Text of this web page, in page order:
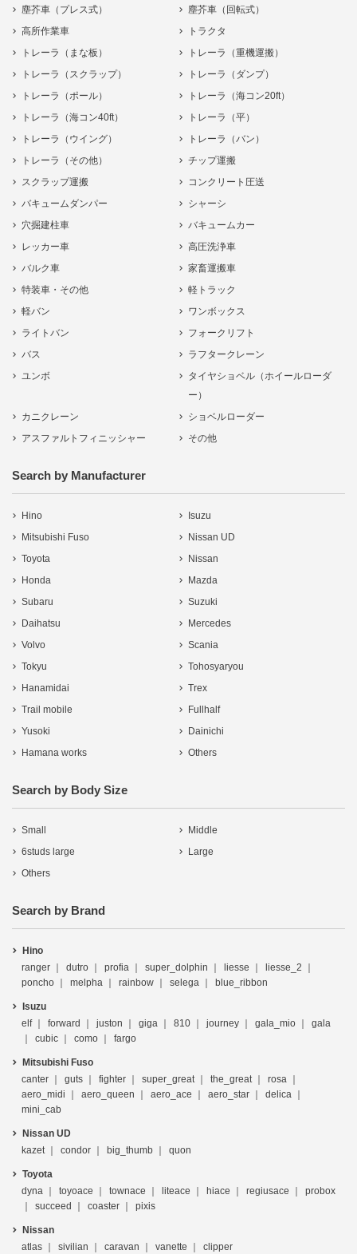
塵芥車（プレス式）
塵芥車（回転式）
高所作業車
トラクタ
トレーラ（まな板）
トレーラ（重機運搬）
トレーラ（スクラップ）
トレーラ（ダンプ）
トレーラ（ポール）
トレーラ（海コン20ft）
トレーラ（海コン40ft）
トレーラ（平）
トレーラ（ウイング）
トレーラ（バン）
トレーラ（その他）
チップ運搬
スクラップ運搬
コンクリート圧送
バキュームダンパー
シャーシ
穴掘建柱車
バキュームカー
レッカー車
高圧洗浄車
バルク車
家畜運搬車
特装車・その他
軽トラック
軽バン
ワンボックス
ライトバン
フォークリフト
バス
ラフタークレーン
ユンボ
タイヤショベル（ホイールローダ
ー）
カニクレーン
ショベルローダー
アスファルトフィニッシャー
その他
Search by Manufacturer
Hino
Isuzu
Mitsubishi Fuso
Nissan UD
Toyota
Nissan
Honda
Mazda
Subaru
Suzuki
Daihatsu
Mercedes
Volvo
Scania
Tokyu
Tohosyaryou
Hanamidai
Trex
Trail mobile
Fullhalf
Yusoki
Dainichi
Hamana works
Others
Search by Body Size
Small
Middle
6studs large
Large
Others
Search by Brand
Hino
ranger
dutro profia super_dolphin liesse
liesse_2
poncho
melpha rainbow selega blue_ribbon
Isuzu
elf
forward juston giga 810 journey gala_mio
gala
cubic
como fargo
Mitsubishi Fuso
canter
guts fighter super_great the_great
rosa
aero_midi
aero_queen aero_ace aero_star
delica
mini_cab
Nissan UD
kazet
condor big_thumb quon
Toyota
dyna
toyoace townace liteace hiace regiusace
probox
succeed
coaster pixis
Nissan
atlas
sivilian caravan vanette clipper